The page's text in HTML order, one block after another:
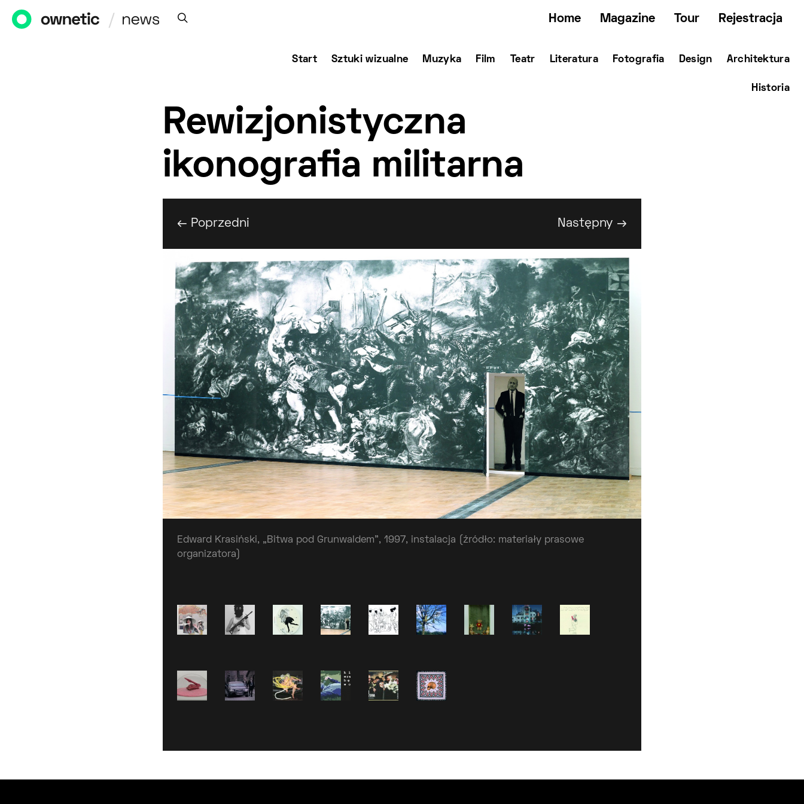
Home Magazine Tour Rejestracja
Start Sztuki wizualne Muzyka Film Teatr Literatura Fotografia Design Architektura
Historia
Rewizjonistyczna
ikonografia militarna
← Poprzedni Następny →
Edward Krasiński, „Bitwa pod Grunwaldem”, 1997, instalacja (źródło: materiały prasowe
organizatora)